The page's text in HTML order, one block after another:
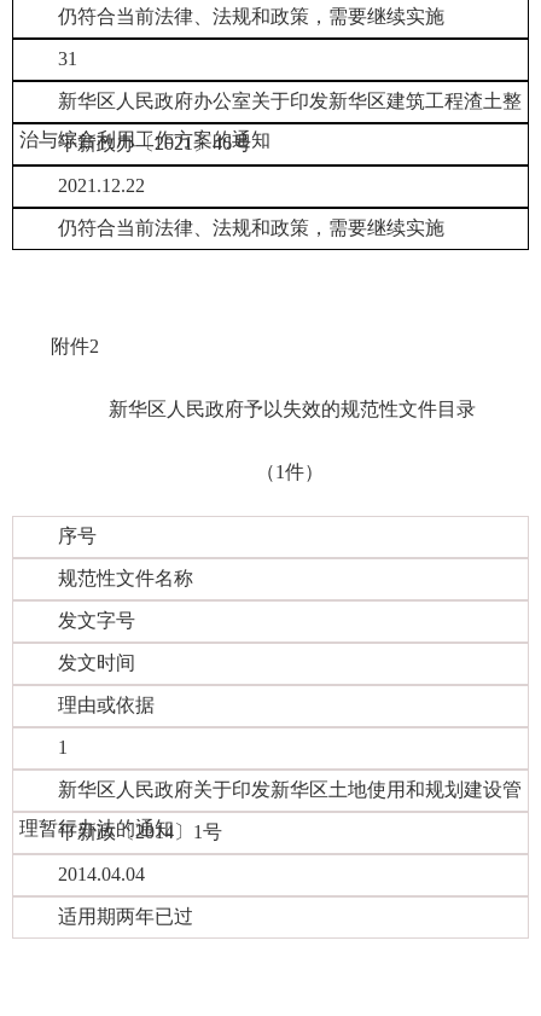
仍符合当前法律、法规和政策，需要继续实施
31
新华区人民政府办公室关于印发新华区建筑工程渣土整
治与综合利用工作方案的通知
平新政办〔2021〕46号
2021.12.22
仍符合当前法律、法规和政策，需要继续实施
附件2
新华区人民政府予以失效的规范性文件目录
（1件）
序号
规范性文件名称
发文字号
发文时间
理由或依据
1
新华区人民政府关于印发新华区土地使用和规划建设管
理暂行办法的通知
平新政〔2014〕1号
2014.04.04
适用期两年已过